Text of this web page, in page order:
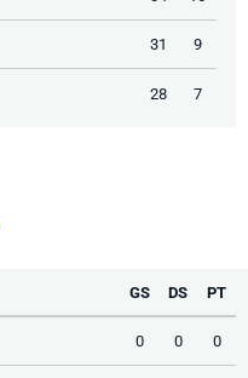
31 9
28 7
GS DS PT
0 0 0